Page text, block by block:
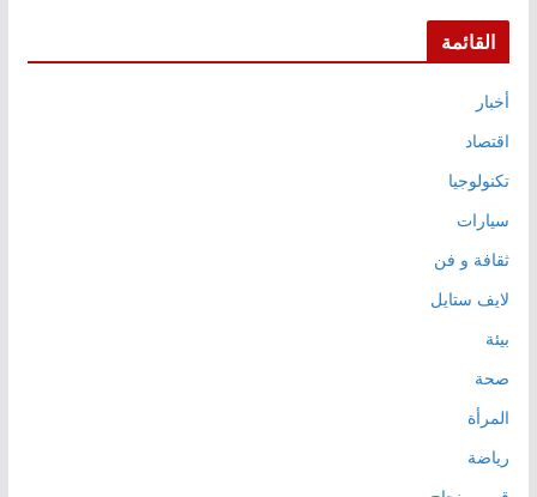
القائمة
أخبار
اقتصاد
تكنولوجيا
سيارات
ثقافة و فن
لايف ستايل
بيئة
صحة
المرأة
رياضة